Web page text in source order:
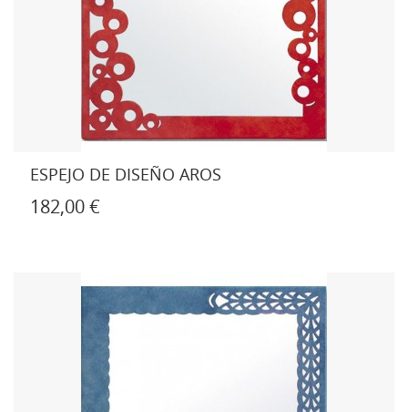
ESPEJO DE DISEÑO AROS
182,00 €